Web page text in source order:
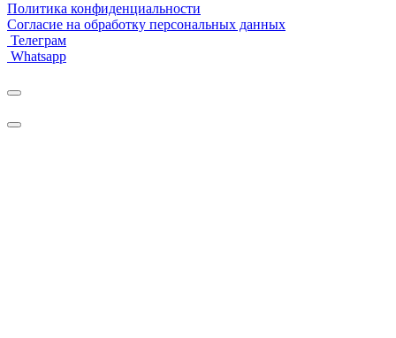
Политика конфиденциальности
Согласие на обработку персональных данных
Телеграм
Whatsapp